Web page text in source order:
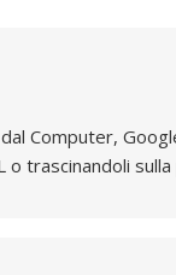
Computer,
o trascinandoli sulla